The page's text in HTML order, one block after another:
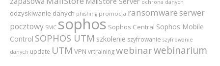
ochrona danych
odzyskiwanie danych phishing promocja ransomware serwer
pocztowy SMC sophos Sophos Central Sophos Mobile
Control SOPHOS UTM szkolenie szyfrowanie szyfrowanie
danych update UTM VPN vrtrainingwebinarwebinarium